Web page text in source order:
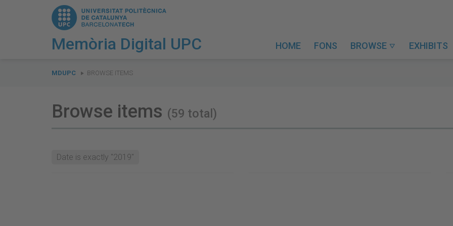
Memòria Digital UPC HOME FONS BROWSE  EXHIBITS
are
MDUPC BROWSE ITEMS
Browse items (59 total)
Date is exactly "2019"